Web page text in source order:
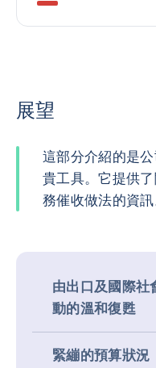
展望
這部分介紹的是
貴工具。它提供
務催收做法的資訊
由出口及國際社
動的溫和復甦
緊繃的預算狀況